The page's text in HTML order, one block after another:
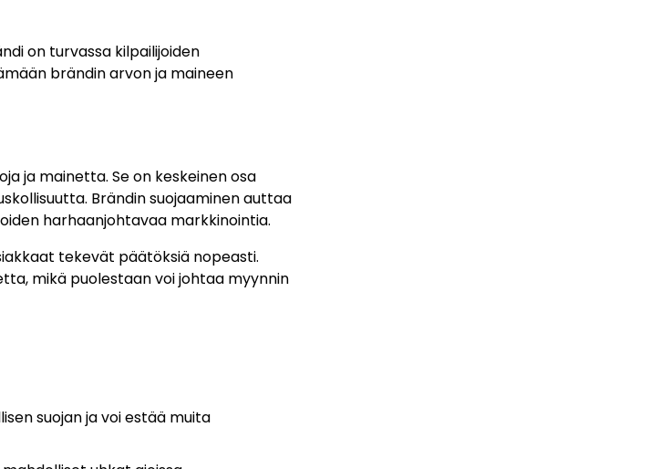
on turvassa kilpailijoiden
brändin arvon ja maineen
ja mainetta. Se on keskeinen osa
Brändin suojaaminen auttaa
harhaanjohtavaa markkinointia.
tekevät päätöksiä nopeasti.
mikä puolestaan voi johtaa myynnin
suojan ja voi estää muita